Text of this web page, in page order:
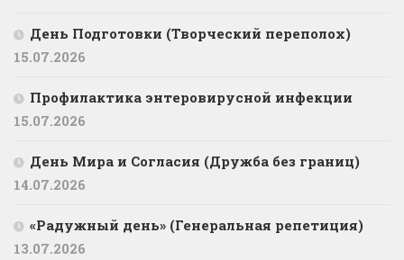
День Подготовки (Творческий переполох)
15.07.2026
Профилактика энтеровирусной инфекции
15.07.2026
День Мира и Согласия (Дружба без границ)
14.07.2026
«Радужный день» (Генеральная репетиция)
13.07.2026